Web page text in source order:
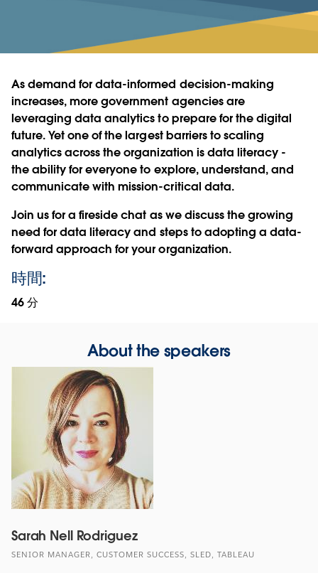
As demand for data-informed decision-making
increases, more government agencies are
leveraging data analytics to prepare for the digital
future. Yet one of the largest barriers to scaling
analytics across the organization is data literacy -
the ability for everyone to explore, understand, and
communicate with mission-critical data.
Join us for a fireside chat as we discuss the growing
need for data literacy and steps to adopting a data-
forward approach for your organization.
時間:
46 分
About the speakers
Sarah Nell Rodriguez
SENIOR MANAGER, CUSTOMER SUCCESS, SLED, TABLEAU